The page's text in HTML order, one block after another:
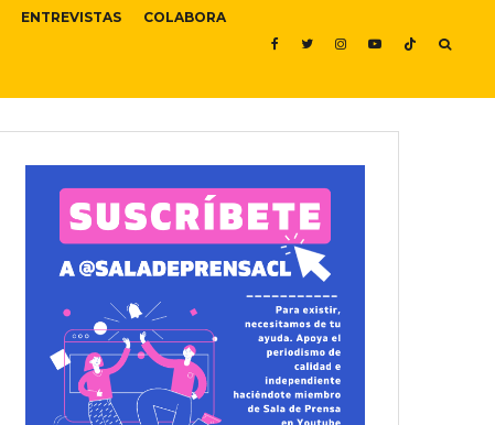
ENTREVISTAS COLABORA